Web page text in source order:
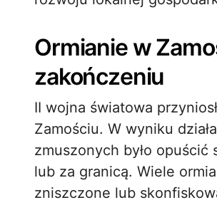
Ormianie w
zakończeniu
II wojna światowa
Zamościu. W wyniku
zmuszonych było
lub za granicą. Wiele
zniszczone lub